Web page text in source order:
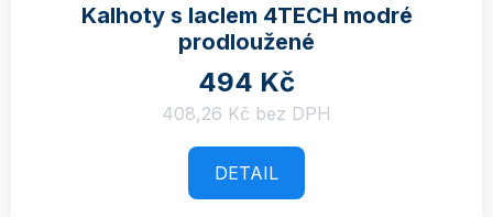
Kalhoty s laclem 4TECH modré
prodloužené
494 Kč
408,26 Kč bez DPH
DETAIL